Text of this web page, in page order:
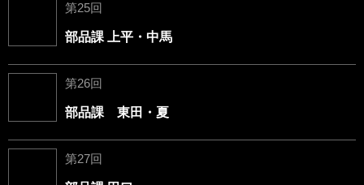
第25回
部品課 上平・中馬
第26回
部品課 東田・夏
第27回